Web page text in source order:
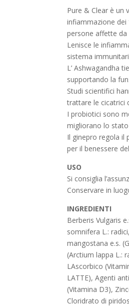
Pure & Clear è un
infiammazione dei
persone affette da
Lenisce le
sistema
L’ Ashwagandha
supportando la
Studi scientifici
trattare le cicatrici
I probiotici sono
migliorano lo
Il ginepro regola il
per il benessere
USO
Si consiglia
Conservare in
INGREDIENTI
Berberis Vulgaris
somnifera L.:
mangostana e.s.
(Arctium lappa L.:
LAscorbico
LATTE), Agenti
(Vitamina D3),
Cloridrato di